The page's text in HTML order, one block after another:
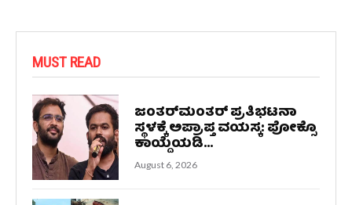
MUST READ
ಜಂತರ್‌ಮಂತರ್‌ ಪ್ರತಿಭಟನಾ
ಸ್ಥಳಕ್ಕೆ ಅಪ್ರಾಪ್ತ ವಯಸ್ಕ: ಪೋಕ್ಸೊ
ಕಾಯ್ದೆಯಡಿ...
August 6, 2026